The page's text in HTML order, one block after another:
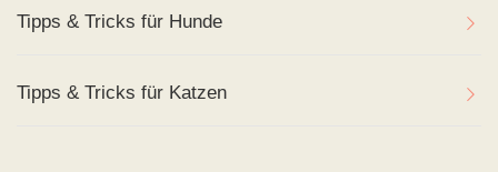
Tipps & Tricks für Hunde
Tipps & Tricks für Katzen